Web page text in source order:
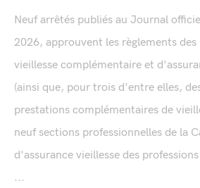
Neuf arrêtés publiés au Journal
2026, approuvent les règlements
vieillesse complémentaire et
(ainsi que, pour trois d'entre elles,
prestations complémentaires de
neuf sections professionnelles de la
d'assurance vieillesse des
...